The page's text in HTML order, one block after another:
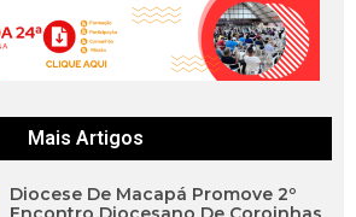
Mais Artigos
Diocese De Macapá Promove 2º